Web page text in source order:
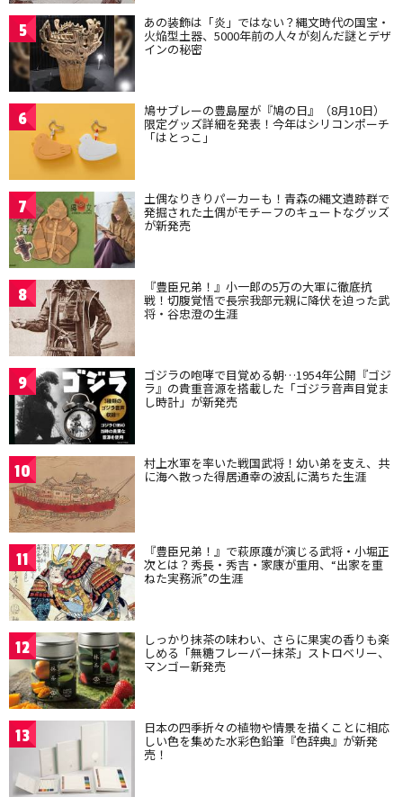
5 あの装飾は「炎」ではない？縄文時代の国宝・
火焔型土器、5000年前の人々が刻んだ謎とデザ
インの秘密
6 鳩サブレーの豊島屋が『鳩の日』（8月10日）
限定グッズ詳細を発表！今年はシリコンポーチ
「はとっこ」
7 土偶なりきりパーカーも！青森の縄文遺跡群で
発掘された土偶がモチーフのキュートなグッズ
が新発売
8 『豊臣兄弟！』小一郎の5万の大軍に徹底抗
戦！切腹覚悟で長宗我部元親に降伏を迫った武
将・谷忠澄の生涯
9 ゴジラの咆哮で目覚める朝…1954年公開『ゴジ
ラ』の貴重音源を搭載した「ゴジラ音声目覚ま
し時計」が新発売
10 村上水軍を率いた戦国武将！幼い弟を支え、共
に海へ散った得居通幸の波乱に満ちた生涯
11 『豊臣兄弟！』で萩原護が演じる武将・小堀正
次とは？秀長・秀吉・家康が重用、“出家を重
ねた実務派”の生涯
12 しっかり抹茶の味わい、さらに果実の香りも楽
しめる「無糖フレーバー抹茶」ストロベリー、
マンゴー新発売
13 日本の四季折々の植物や情景を描くことに相応
しい色を集めた水彩色鉛筆『色辞典』が新発
売！